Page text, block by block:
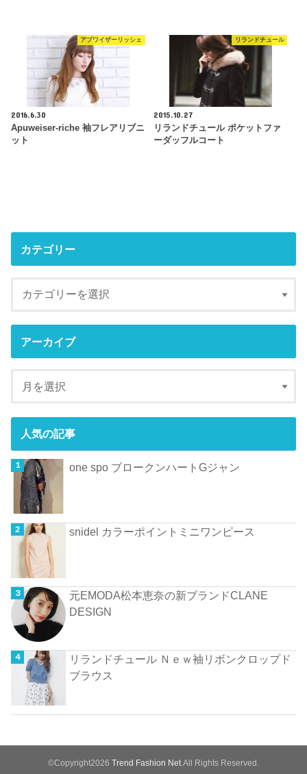
アプワイザーリッシェ
2016.6.30
Apuweiser-riche 袖フレアリブニ
ット
リランドチュール
2015.10.27
リランドチュール ポケットファ
ーダッフルコート
カテゴリー
アーカイブ
人気の記事
one spo ブロークンハートGジャン
snidel カラーポイントミニワンピース
元EMODA松本恵奈の新ブランドCLANE
DESIGN
リランドチュール Ｎｅｗ袖リボンクロップド
ブラウス
©Copyright2026 Trend Fashion Net.All Rights Reserved.